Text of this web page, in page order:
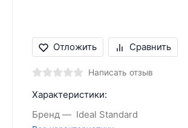
Отложить Сравнить
Написать отзыв
Характеристики:
Бренд
Ideal Standard